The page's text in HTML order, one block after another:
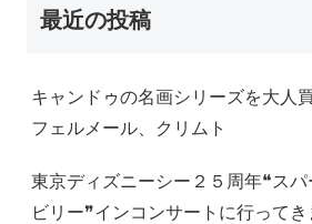
最近の投稿
キャンドゥの名画シリーズを大人
フェルメール、クリムト
東京ディズニーシー２５周年❝スパ
ビリー❞インコンサートに行ってき